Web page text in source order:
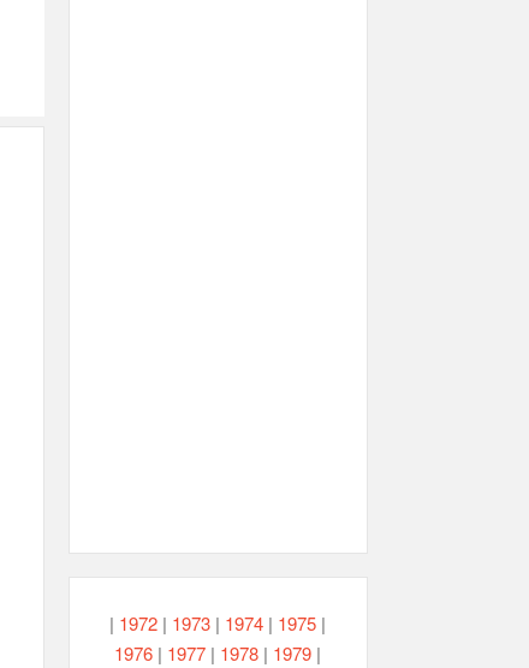
| 1972 | 1973 | 1974 | 1975 |
1976 | 1977 | 1978 | 1979 |